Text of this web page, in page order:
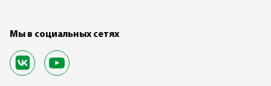
Мы в социальных сетях